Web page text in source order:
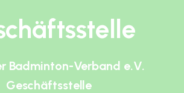
Badminton-Verband e.V.
Geschäftsstelle